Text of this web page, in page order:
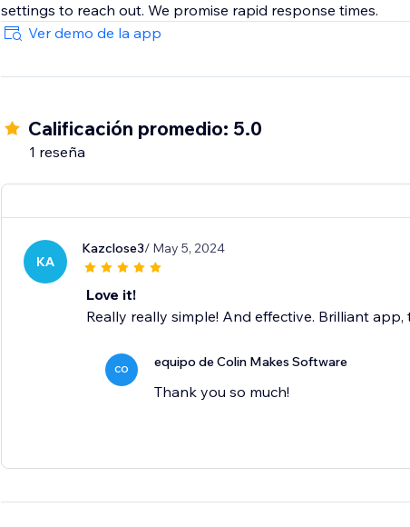
settings to reach out. We promise rapid response times.
Ver demo de la app
Calificación promedio: 5.0
1 reseña
KA
Kazclose3/ May 5, 2024
Love it!
Really really simple! And effective. Brilliant app,
CO equipo de Colin Makes Software
Thank you so much!